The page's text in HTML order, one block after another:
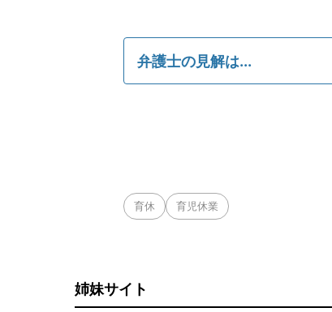
弁護士の見解は...
育休 育児休業
姉妹サイト